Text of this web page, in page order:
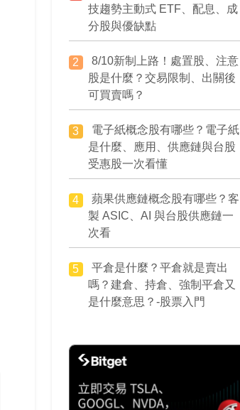
技趨勢主動式 ETF、配息、成
分股與優缺點
2
8/10新制上路！處置股、注意
股是什麼？交易限制、出關後
可買賣嗎？
3
電子紙概念股有哪些？電子紙
是什麼、應用、供應鏈與台股
受惠股一次看懂
4
蘋果供應鏈概念股有哪些？客
製 ASIC、AI 與台股供應鏈一
次看
5
平倉是什麼？平倉就是賣出
嗎？建倉、持倉、強制平倉又
是什麼意思？-股票入門